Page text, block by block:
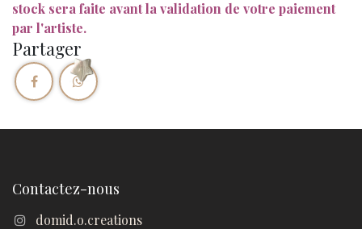
stock sera faite avant la validation de votre paiement
par l'artiste.
Partager
Contactez-nous
domid.o.creations